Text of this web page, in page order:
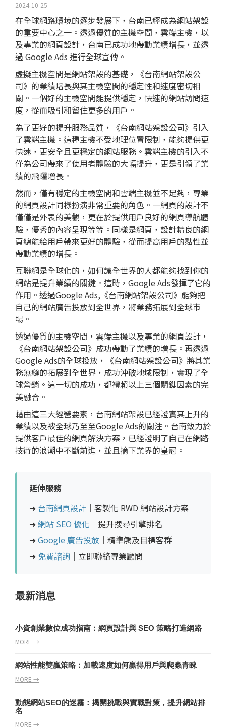
2024-10-25
在全球網路環境的逐步發展下，台南已經成為網站架設
的重要中心之一。透過優質的主機空間 ，雲端主機，以
及專業的網頁設計 ，台南已成功地帶動業績增長，並透
過 Google Ads 進行全球宣傳。
虛擬主機空間是網站架設的基礎，《台南網站架設公
司》的業績增長與其主機空間的穩定性和速度密切相
關。一個好的主機空間能提供穩定，快速的網站訪問速
度，從而吸引和留住更多的用戶。
為了更好的提升服務品質，《台南網站架設公司》引入
了雲端主機。這種主機不受地理位置限制，能夠提供更
快速，更安全且更穩定的網站服務。雲端主機的引入不
僅為公司帶來了使用者體驗的大幅提升，更是引領了業
績的飛躍增長。
然而，僅有穩定的主機空間和雲端主機並不足夠，專業
的網頁設計同樣扮演非常重要的角色。一網頁的設計不
僅僅是外表的美觀，更在於提供用戶良好的網頁導航體
驗，優秀的內容呈現等等。同樣是網頁，設計精良的網
頁總能給用戶帶來更好的體驗，從而提高用戶的黏性並
帶動業績的增長。
互聯網是全球化的，如何讓全世界的人都能夠找到你的
網站是提升業績的關鍵。這時，Google Ads發揮了它的
作用。透過Google Ads,《台南網站架設公司》能夠把
自己的網站廣告投放到全世界，將業務拓展到全球市
場。
透過優質的主機空間，雲端主機以及專業的網頁設計，
《台南網站架設公司》成功帶動了業績的增長。再透過
Google Ads的全球投放，《台南網站架設公司》將其業
務無縫的拓展到全世界，成功沖破地域限制，實現了全
球營銷。這一切的成功，都禮賴以上三個關鍵因素的完
美融合。
藉由這三大經營要素，台南網站架設已經證實其上升的
業績以及被全球乃至至Google Ads的關注。台南致力於
提供客戶最佳的網頁解決方案，已經證明了自己在網路
技術的浪潮中不斷前進，並且摘下業界的皇冠。
延伸服務
➜ 台南網頁設計 ｜客製化 RWD 網站設計方案
➜ 網站 SEO 優化 ｜提升搜尋引擎排名
➜ Google 廣告投放 ｜精準觸及目標客群
➜ 免費諮詢 ｜立即聯絡專業顧問
最新消息
小資創業數位成功指南：網頁設計與 SEO 策略打造網路
MORE →
網站性能雙贏策略：加載速度如何贏得用戶與爬蟲青睞
MORE →
動態網站SEO的迷霧：揭開挑戰與實戰對策，提升網站排
名
MORE →